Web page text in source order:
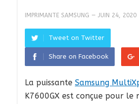
IMPRIMANTE SAMSUNG — JUIN 24, 2020
Tweet on Twitter
Share on Facebook
La puissante Samsung
K7600GX est conçue pour le